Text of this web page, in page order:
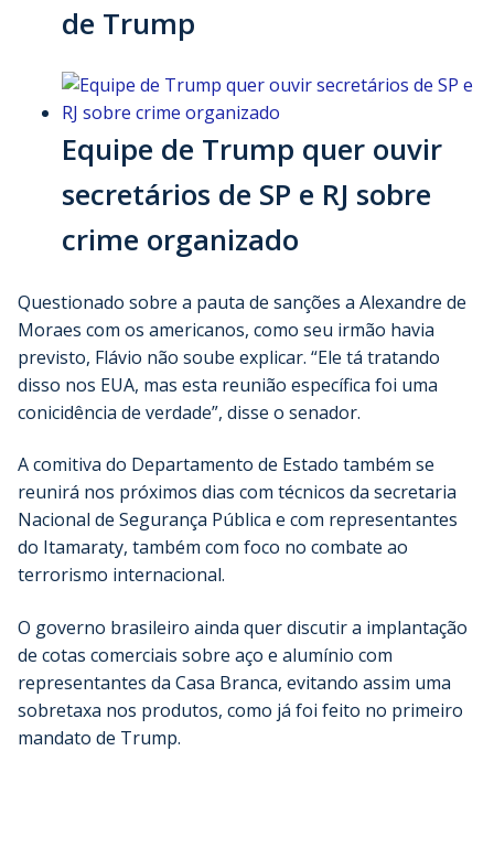
de Trump
Equipe de Trump quer ouvir
secretários de SP e RJ sobre
crime organizado
Questionado sobre a pauta de sanções a Alexandre de
Moraes com os americanos, como seu irmão havia
previsto, Flávio não soube explicar. “Ele tá tratando
disso nos EUA, mas esta reunião específica foi uma
conicidência de verdade”, disse o senador.
A comitiva do Departamento de Estado também se
reunirá nos próximos dias com técnicos da secretaria
Nacional de Segurança Pública e com representantes
do Itamaraty, também com foco no combate ao
terrorismo internacional.
O governo brasileiro ainda quer discutir a implantação
de cotas comerciais sobre aço e alumínio com
representantes da Casa Branca, evitando assim uma
sobretaxa nos produtos, como já foi feito no primeiro
mandato de Trump.